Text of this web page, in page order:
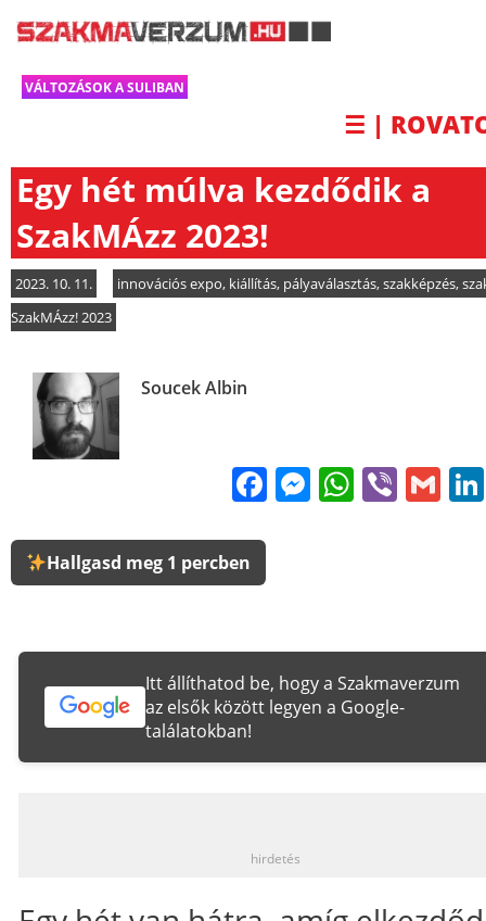
VÁLTOZÁSOK A SULIBAN
☰ |
Egy hét múlva kezdődik a
SzakMÁzz 2023!
2023. 10. 11. innovációs expo, kiállítás, pályaválasztás,szakképzés,
SzakMÁzz! 2023
Soucek Albin
FacebookViber
Hallgasd meg 1 percben
Itt állíthatod be, hogy a Szakmaverzum
az elsők között legyen a Google-
találatokban!
hirdetés